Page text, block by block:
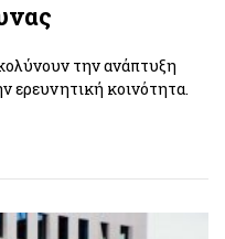
την ανάπτυξη
ερευνητική κοινότητα.